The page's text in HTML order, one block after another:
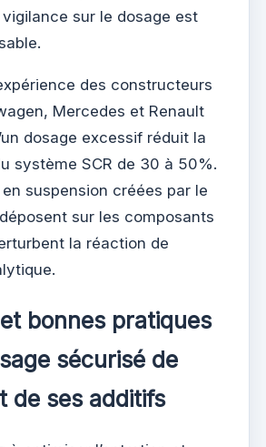
sur le dosage est
des constructeurs
Mercedes et Renault
dosage excessif réduit la
système SCR de 30 à 50%.
suspension créées par le
sur les composants
la réaction de
bonnes pratiques
sécurisé de
de ses additifs